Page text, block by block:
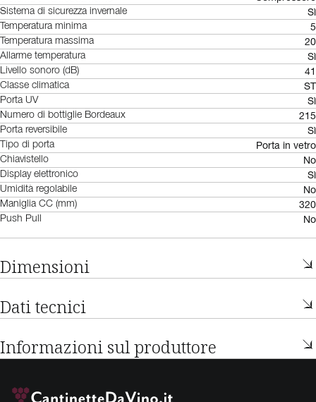
Sistema di sicurezza invernale Sì
Temperatura minima 5
Temperatura massima 20
Allarme temperatura Sì
Livello sonoro (dB) 41
Classe climatica ST
Porta UV Sì
Numero di bottiglie Bordeaux 215
Porta reversibile Sì
Tipo di porta Porta in vetro
Chiavistello No
Display elettronico Sì
Umidità regolabile No
Maniglia CC (mm) 320
Push Pull No
Dimensioni
Dati tecnici
Informazioni sul produttore